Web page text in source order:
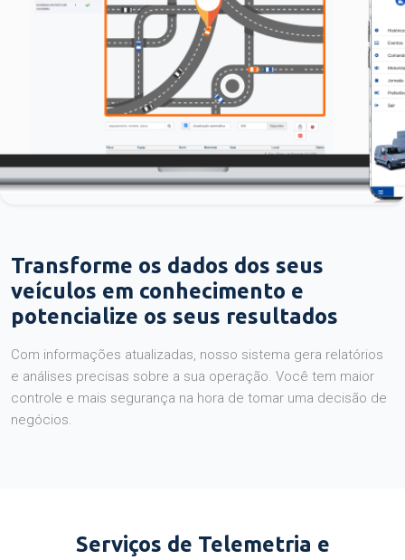
Transforme os dados dos seus
veículos em conhecimento e
potencialize os seus resultados
Com informações atualizadas, nosso sistema gera relatórios
e análises precisas sobre a sua operação. Você tem maior
controle e mais segurança na hora de tomar uma decisão de
negócios.
Serviços de Telemetria e